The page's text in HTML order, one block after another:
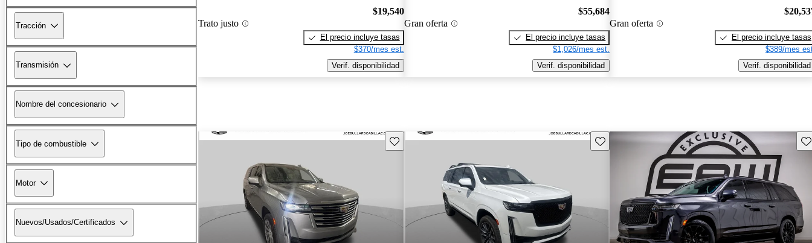
Tracción
Transmisión
Nombre del concesionario
Tipo de combustible
Motor
Nuevos/Usados/Certificados
Trato justo
$19,540
El precio incluye tasas
$370/mes est.
Verif. disponibilidad
Gran oferta
$55,684
El precio incluye tasas
$1,026/mes est.
Verif. disponibilidad
Gran oferta
El precio incluye tasas
$389/mes
Verif. disponibilidad
Guarda este Aviso Guarda este Aviso